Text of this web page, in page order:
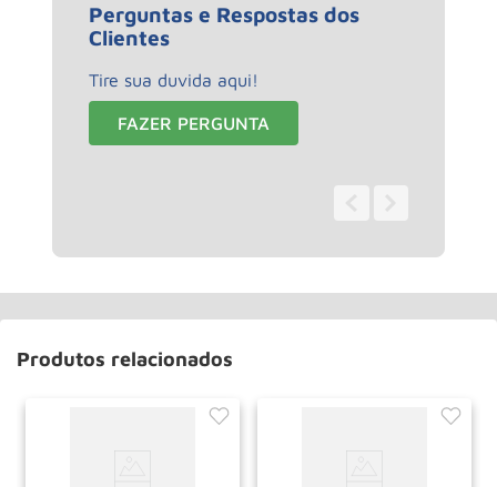
Perguntas e Respostas dos
Clientes
Tire sua duvida aqui!
FAZER PERGUNTA
Produtos relacionados